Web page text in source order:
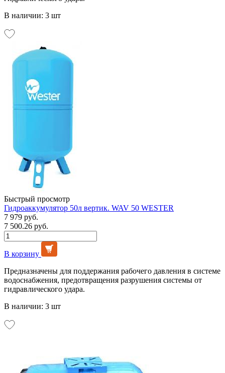
В наличии: 3 шт
Быстрый просмотр
Гидроаккумулятор 50л вертик. WAV 50 WESTER
7 979 руб.
7 500.26 руб.
В корзину
Предназначены для поддержания рабочего давления в системе
водоснабжения, предотвращения разрушения системы от
гидравлического удара.
В наличии: 3 шт